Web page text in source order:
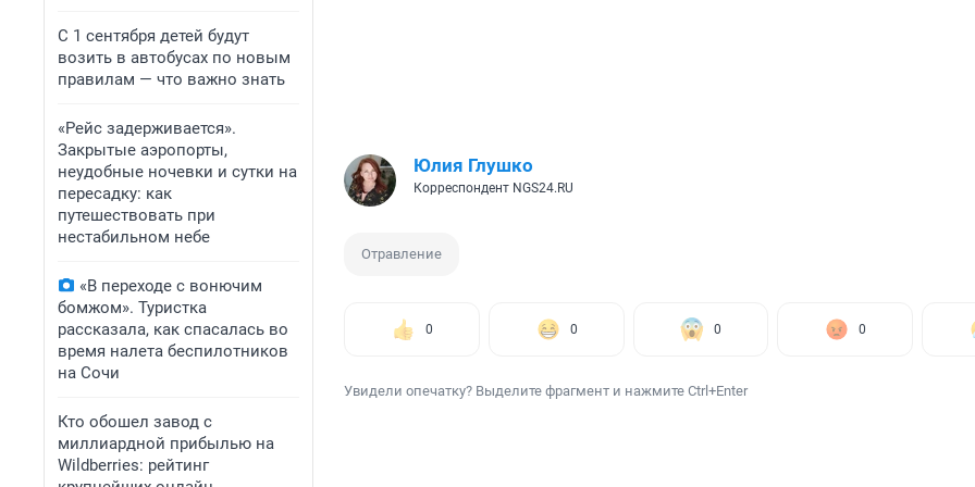
С 1 сентября детей будут
возить в автобусах по новым
правилам — что важно знать
«Рейс задерживается».
Закрытые аэропорты,
неудобные ночевки и сутки на
пересадку: как
путешествовать при
нестабильном небе
«В переходе с вонючим
бомжом». Туристка
рассказала, как спасалась во
время налета беспилотников
на Сочи
Кто обошел завод с
миллиардной прибылью на
Wildberries: рейтинг
Юлия Глушко
Корреспондент NGS24.RU
Отравление
0 0 0 0
Увидели опечатку? Выделите фрагмент и нажмите Ctrl+Enter